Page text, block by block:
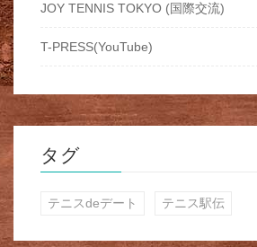
JOY TENNIS TOKYO (国際交流)
T-PRESS(YouTube)
タグ
テニスdeデート テニス駅伝